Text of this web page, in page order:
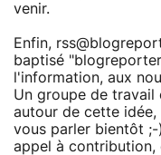
venir.
Enfin,
baptisé
l'information, aux
Un groupe de travail
autour de cette idée,
vous parler bientôt
appel à contribution,